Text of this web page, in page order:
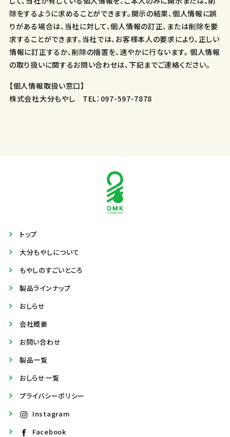
除をするように求めることができます。開示の結果、個人情報に誤
りがある場合は、当社に対して、個人情報の訂正、または削除を要
求することができます。当社では、お客様本人の要求により、正しい
情報に訂正するか、削除の措置を、速やかに行ないます。 個人情報
の取り扱いに関するお問い合わせは、下記までご連絡ください。
【個人情報取扱い窓口】
株式会社大分もやし TEL：097-597-7878
トップ
大分もやしについて
もやしのすごいところ
製品ラインナップ
おしらせ
会社概要
お問い合わせ
製品一覧
おしらせ一覧
プライバシーポリシー
Instagram
Facebook